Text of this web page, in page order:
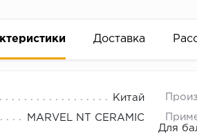
Доставка
Китай
MARVEL NT CERAMIC
Для